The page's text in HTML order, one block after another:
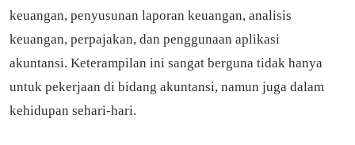
keuangan, penyusunan laporan keuangan, analisis
keuangan, perpajakan, dan penggunaan aplikasi
akuntansi. Keterampilan ini sangat berguna tidak hanya
untuk pekerjaan di bidang akuntansi, namun juga dalam
kehidupan sehari-hari.